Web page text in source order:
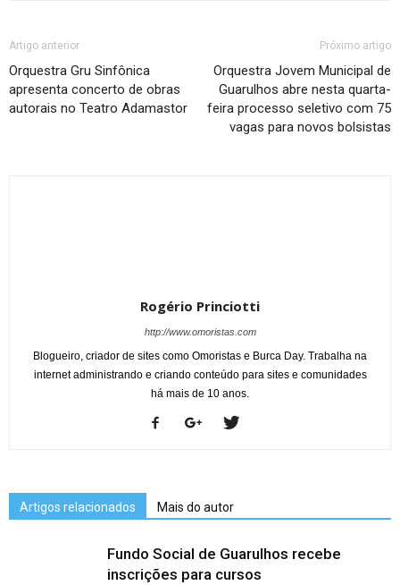
Artigo anterior
Orquestra Gru Sinfônica
apresenta concerto de obras
autorais no Teatro Adamastor
Próximo artigo
Orquestra Jovem Municipal de
Guarulhos abre nesta quarta-
feira processo seletivo com 75
vagas para novos bolsistas
Rogério Princiotti
http://www.omoristas.com
Blogueiro, criador de sites como Omoristas e Burca Day. Trabalha na
internet administrando e criando conteúdo para sites e comunidades
há mais de 10 anos.
Artigos relacionados Mais do autor
Fundo Social de Guarulhos recebe
inscrições para cursos